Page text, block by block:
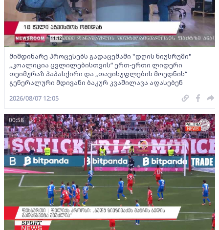
მიმდინარე პროცესებს გადაცემაში "დღის ნიუსრუმი"
„კოალიცია ცვლილებისთვის“ ერთ-ერთი ლიდერი
თეიმურაზ პაპასქირი და „თავისუფლების მოედნის“
გენერალური მდივანი ბაკურ კვაშილავა აფასებენ
2026/08/07 12:05
00:58